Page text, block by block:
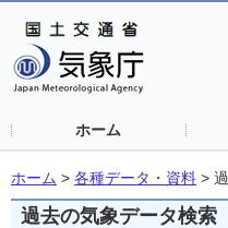
ホーム
ホーム > 各種データ・資料 >
過去の気象データ検索